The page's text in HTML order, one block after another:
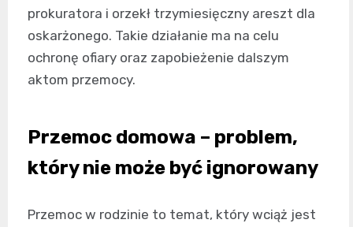
prokuratora i orzekł trzymiesięczny areszt dla
oskarżonego. Takie działanie ma na celu
ochronę ofiary oraz zapobieżenie dalszym
aktom przemocy.
Przemoc domowa – problem,
który nie może być ignorowany
Przemoc w rodzinie to temat, który wciąż jest